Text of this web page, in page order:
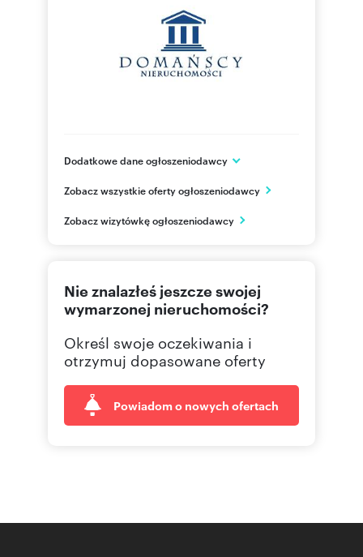
Dodatkowe dane ogłoszeniodawcy
Stalowa Wola
PL
Zobacz wszystkie oferty ogłoszeniodawcy
Zobacz wizytówkę ogłoszeniodawcy
Nie znalazłeś jeszcze swojej
wymarzonej nieruchomości?
Określ swoje oczekiwania i
otrzymuj dopasowane oferty
Powiadom o nowych ofertach